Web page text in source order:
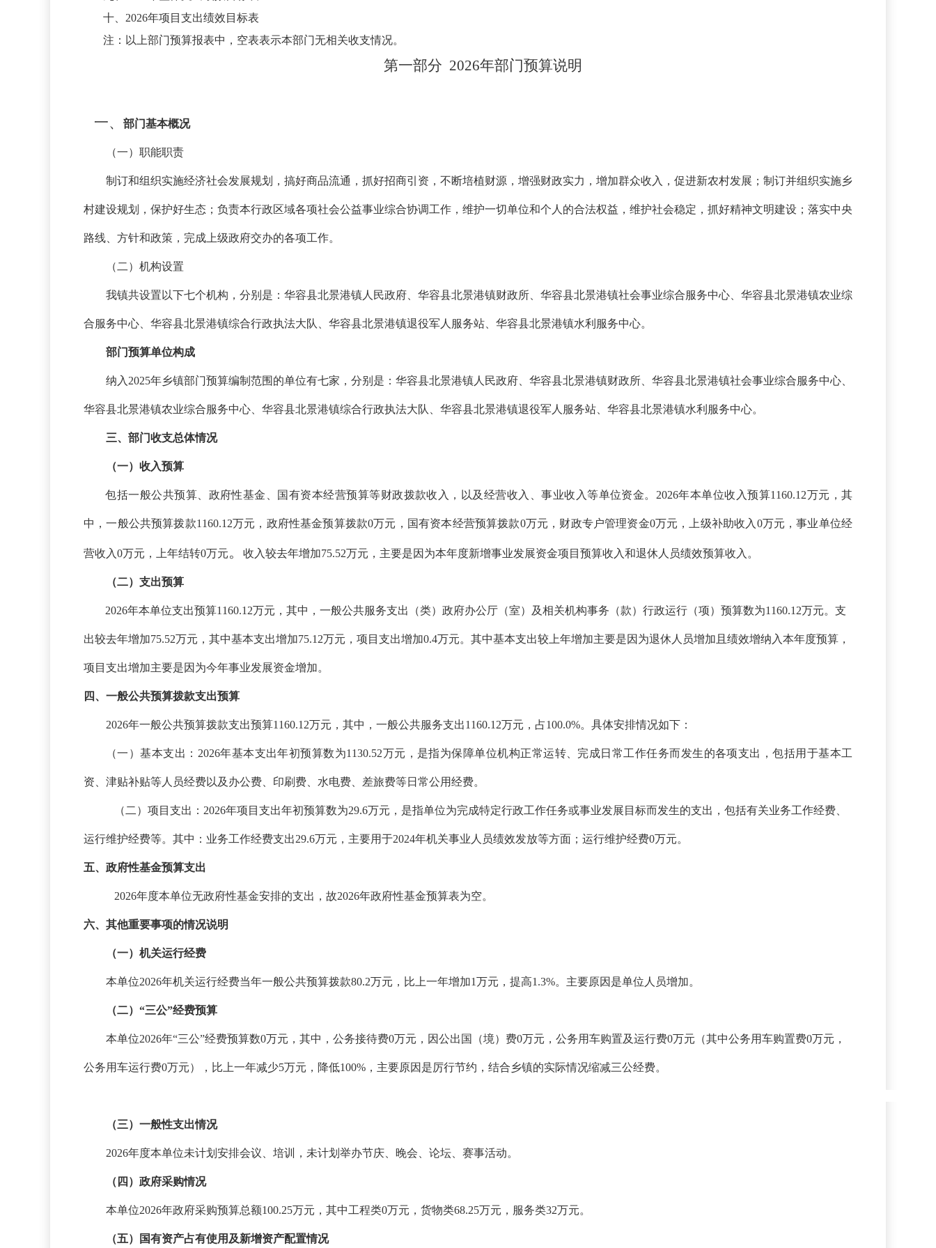
十、 2026年项目支出绩效目标表
注：以上部门预算报表中，空表表示本部门无相关收支情况。
第一部分 2026年部门预算说明
一、 部门基本概况
（一）职能职责
制订和组织实施经济社会发展规划，搞好商品流通，抓好招商引资，不断培植财源，增强财政实力，增加群众收入，促进新农村发展；制订并组织实施乡
村建设规划，保护好生态；负责本行政区域各项社会公益事业综合协调工作，维护一切单位和个人的合法权益，维护社会稳定，抓好精神文明建设；落实中央
路线、方针和政策，完成上级政府交办的各项工作。
（二）机构设置
我镇共设置以下七个机构，分别是：华容县北景港镇人民政府、华容县北景港镇财政所、华容县北景港镇社会事业综合服务中心、华容县北景港镇农业综
合服务中心、华容县北景港镇综合行政执法大队、华容县北景港镇退役军人服务站、华容县北景港镇水利服务中心。
部门预算单位构成
纳入 2025年乡镇部门预算编制范围的单位有七家，分别是：华容县北景港镇人民政府、华容县北景港镇财政所、华容县北景港镇社会事业综合服务中心、
华容县北景港镇农业综合服务中心、华容县北景港镇综合行政执法大队、华容县北景港镇退役军人服务站、华容县北景港镇水利服务中心。
三、部门收支总体情况
（一）收入预算
包括一般公共预算、政府性基金、国有资本经营预算等财政拨款收入，以及经营收入、事业收入等单位资金。 2026年本单位收入预算1160.12万元，其
中，一般公共预算拨款1160.12万元，政府性基金预算拨款0万元，国有资本经营预算拨款0万元，财政专户管理资金0万元，上级补助收入0万元，事业单位经
营收入0万元，上年结转0万元。 收入较去年增加75.52万元， 主要是因为本年度新增事业发展资金项目预算收入和退休人员绩效预算收入 。
（二）支出预算
2026年本单位支出预算1160.12万元，其中，一般公共服务支出（类）政府办公厅（室）及相关机构事务（款）行政运行（项）预算数为1160.12万元。支
出较去年增加75.52万元，其中基本支出增加75.12万元，项目支出增加0.4万元。 其中基本支出较上年增加主要是因为退休人员增加且 绩效增纳入本年度预算，
项目支出增加主要是因为今年事业发展资金增加。
四、一般公共预算拨款支出预算
2026年一般公共预算拨款支出预算1160.12万元， 其中，一般公共服务支出1160.12万元，占100.0%。 具体安排情况如下：
（一）基本支出： 2026年基本支出年初预算数为1130.52万元，是指为保障单位机构正常运转、完成日常工作任务而发生的各项支出，包括用于基本工
资、津贴补贴等人员经费以及办公费、印刷费、水电费、差旅费等日常公用经费。
（二）项目支出： 2026年项目支出年初预算数为29.6万元，是指单位为完成特定行政工作任务或事业发展目标而发生的支出，包括有关业务工作经费、
运行维护经费等。 其中：业务工作经费支出29.6万元，主要用于2024年机关事业人员绩效发放等方面 ；运行维护经费0万元。
五、政府性基金预算支出
2026年度本单位无政府性基金安排的支出，故2026年政府性基金预算表为空。
六、其他重要事项的情况说明
（一）机关运行经费
本单位2026年机关运行经费当年一般公共预算拨款80.2万元，比上一年增加1万元，提高1.3%。主要原因是单位人员增加。
（二） “三公”经费预算
本单位2026年“三公”经费预算数0万元，其中，公务接待费0万元，因公出国（境）费0万元，公务用车购置及运行费0万元（其中公务用车购置费0万元，
公务用车运行费0万元），比上一年减少5万元，降低100%，主要原因是厉行节约，结合乡镇的实际情况缩减三公经费。
（三）一般性支出情况
2026年度本单位未计划安排会议、培训，未计划举办节庆、晚会、论坛、赛事活动。
（四）政府采购情况
本单位2026年政府采购预算总额100.25万元，其中工程类0万元，货物类68.25万元，服务类32万元。
（五）国有资产占有使用及新增资产配置情况